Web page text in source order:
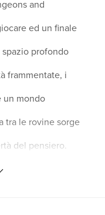
and
ed un finale
profondo
frammentate, i
un mondo
tra le rovine sorge
del pensiero.